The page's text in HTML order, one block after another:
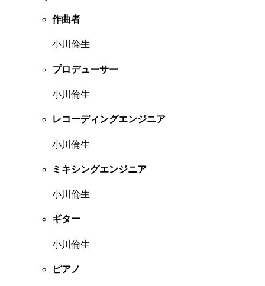
作曲者
小川倫生
プロデューサー
小川倫生
レコーディングエンジニア
小川倫生
ミキシングエンジニア
小川倫生
ギター
小川倫生
ピアノ